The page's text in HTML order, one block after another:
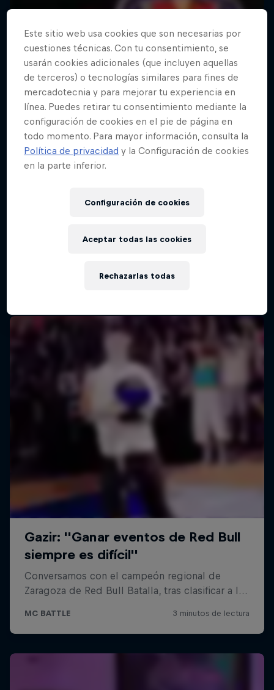
Este sitio web usa cookies que son necesarias por
cuestiones técnicas. Con tu consentimiento, se
usarán cookies adicionales (que incluyen aquellas
de terceros) o tecnologías similares para fines de
mercadotecnia y para mejorar tu experiencia en
línea. Puedes retirar tu consentimiento mediante la
configuración de cookies en el pie de página en
todo momento. Para mayor información, consulta la
Política de privacidad y la Configuración de cookies
en la parte inferior.
Configuración de cookies
Rechazarlas todas
Aceptar todas las cookies